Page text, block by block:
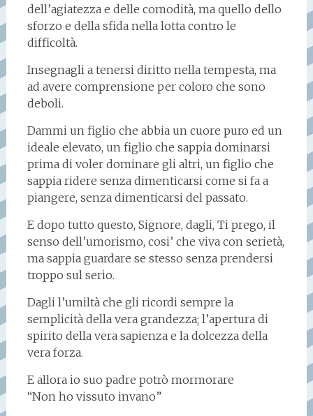
dell’agiatezza e delle comodità, ma quello dello
sforzo e della sfida nella lotta contro le
difficoltà.
Insegnagli a tenersi diritto nella tempesta, ma
ad avere comprensione per coloro che sono
deboli.
Dammi un figlio che abbia un cuore puro ed un
ideale elevato, un figlio che sappia dominarsi
prima di voler dominare gli altri, un figlio che
sappia ridere senza dimenticarsi come si fa a
piangere, senza dimenticarsi del passato.
E dopo tutto questo, Signore, dagli, Ti prego, il
senso dell’umorismo, cosi’ che viva con serietà,
ma sappia guardare se stesso senza prendersi
troppo sul serio.
Dagli l’umiltà che gli ricordi sempre la
semplicità della vera grandezza; l’apertura di
spirito della vera sapienza e la dolcezza della
vera forza.
E allora io suo padre potrò mormorare
“Non ho vissuto invano”